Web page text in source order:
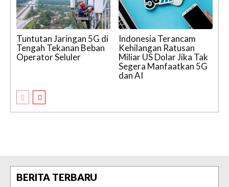
Tuntutan Jaringan 5G di
Tengah Tekanan Beban
Operator Seluler
Indonesia Terancam
Kehilangan Ratusan
Miliar US Dolar Jika Tak
Segera Manfaatkan 5G
dan AI
BERITA TERBARU